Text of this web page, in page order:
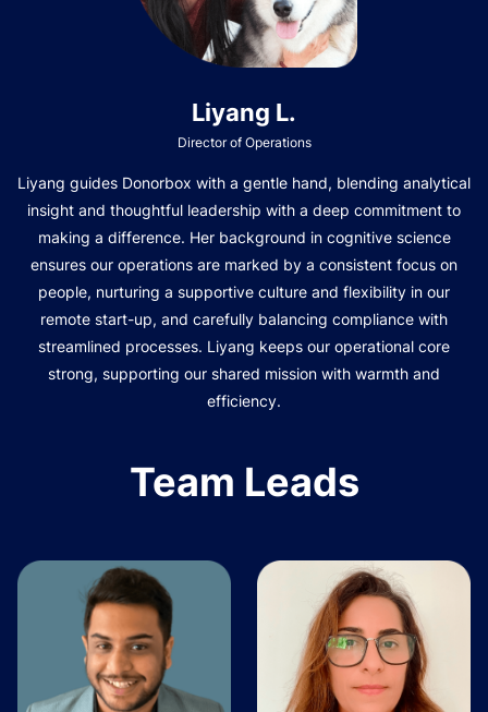
Liyang L.
Director of Operations
Liyang guides Donorbox with a gentle hand, blending analytical
insight and thoughtful leadership with a deep commitment to
making a difference. Her background in cognitive science
ensures our operations are marked by a consistent focus on
people, nurturing a supportive culture and flexibility in our
remote start-up, and carefully balancing compliance with
streamlined processes. Liyang keeps our operational core
strong, supporting our shared mission with warmth and
efficiency.
Team Leads